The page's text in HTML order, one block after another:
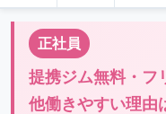
正社員
提携ジム無料・
他働きやすい理由